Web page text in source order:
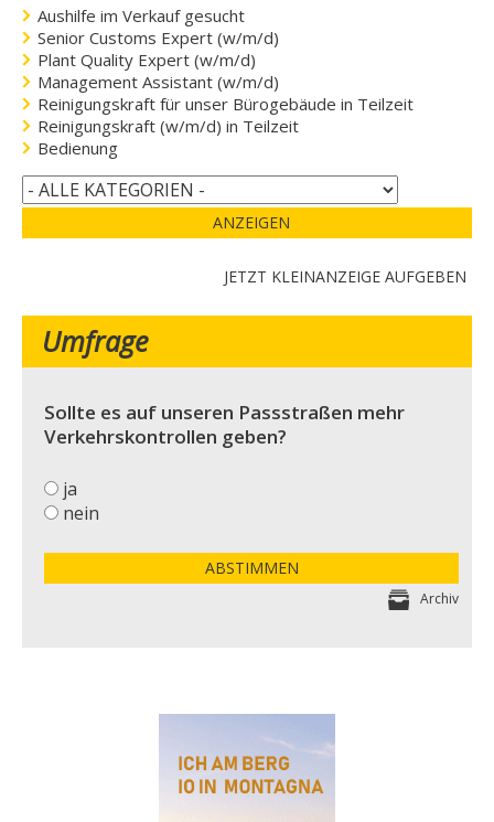
Aushilfe im Verkauf gesucht
Senior Customs Expert (w/m/d)
Plant Quality Expert (w/m/d)
Management Assistant (w/m/d)
Reinigungskraft für unser Bürogebäude in Teilzeit
Reinigungskraft (w/m/d) in Teilzeit
Bedienung
ANZEIGEN
JETZT KLEINANZEIGE AUFGEBEN
Umfrage
Sollte es auf unseren Passstraßen mehr
Verkehrskontrollen geben?
ja
nein
ABSTIMMEN
Archiv